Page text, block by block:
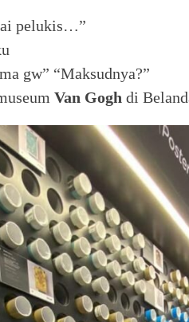
pelukis…”
gw” “Maksudnya?”
Van Gogh di